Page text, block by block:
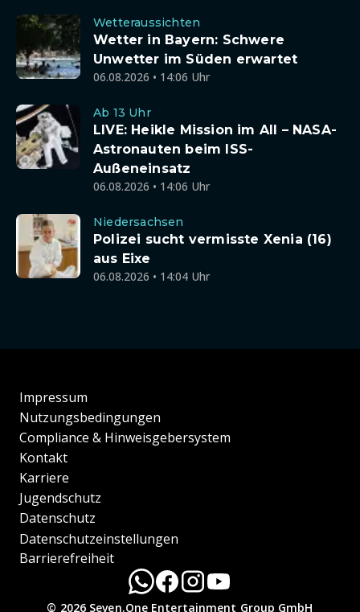
Wetteraussichten
Wetter in Bayern: Schwere
Unwetter im Süden erwartet
06.08.2026 • 14:06 Uhr
Ab 13 Uhr
LIVE: Heikle Mission im All – NASA-
Astronauten beim ISS-
Außeneinsatz
06.08.2026 • 14:06 Uhr
Niedersachsen
Polizei sucht vermisste Xenia (16)
aus Eixe
06.08.2026 • 14:04 Uhr
Impressum
Nutzungsbedingungen
Compliance & Hinweisgebersystem
Kontakt
Karriere
Jugendschutz
Datenschutz
Datenschutzeinstellungen
Barrierefreiheit
© 2026 Seven.One Entertainment Group GmbH